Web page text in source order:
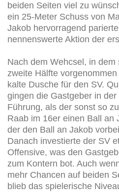
beiden Seiten viel zu
ein 25-Meter Schuss von
Jakob hervorragend
nennenswerte Aktion der
Nach dem Wehcsel, in
zweite Hälfte
kalte Dusche für den SV.
gingen die Gastgeber in
Führung, als der sonst so
Raab im 16er einen Ball an
der den Ball an Jakob
Danach investierte der SV
Offensive, was den
zum Kontern bot. Auch
mehr Chancen auf beiden
blieb das spielerische